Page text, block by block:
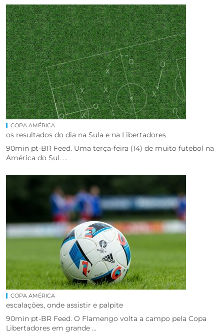
COPA AMÉRICA
os resultados do dia na Sula e na Libertadores
90min pt-BR Feed. Uma terça-feira (14) de muito futebol na
América do Sul. ...
COPA AMÉRICA
escalações, onde assistir e palpite
90min pt-BR Feed. O Flamengo volta a campo pela Copa
Libertadores em grande ...